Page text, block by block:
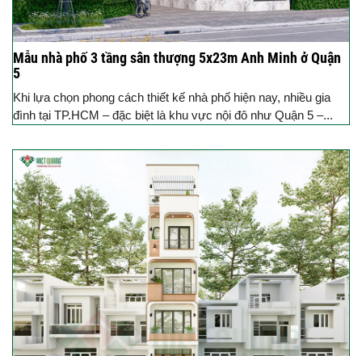
Mẫu nhà phố 3 tầng sân thượng 5x23m Anh Minh ở Quận
5
Khi lựa chọn phong cách thiết kế nhà phố hiện nay, nhiều gia
đình tại TP.HCM – đặc biệt là khu vực nội đô như Quận 5 –...